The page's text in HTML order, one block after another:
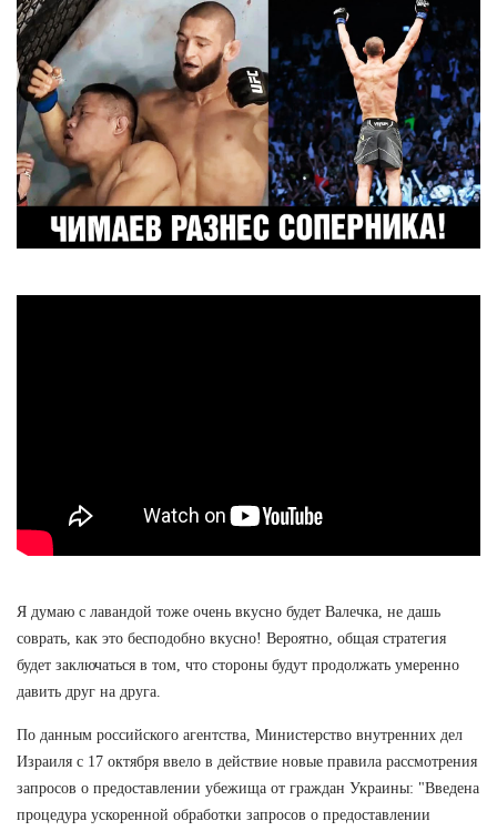
Я думаю с лавандой тоже очень вкусно будет Валечка, не дашь
соврать, как это бесподобно вкусно! Вероятно, общая стратегия
будет заключаться в том, что стороны будут продолжать умеренно
давить друг на друга.
По данным российского агентства, Министерство внутренних дел
Израиля с 17 октября ввело в действие новые правила рассмотрения
запросов о предоставлении убежища от граждан Украины: "Введена
процедура ускоренной обработки запросов о предоставлении